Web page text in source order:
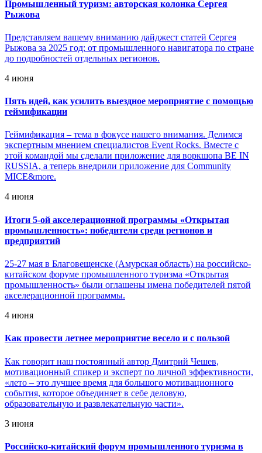
Промышленный туризм: авторская колонка Сергея
Рыжова
Представляем вашему вниманию дайджест статей Сергея
Рыжова за 2025 год: от промышленного навигатора по стране
до подробностей отдельных регионов.
4 июня
Пять идей, как усилить выездное мероприятие с помощью
геймификации
Геймификация – тема в фокусе нашего внимания. Делимся
экспертным мнением специалистов Event Rocks. Вместе с
этой командой мы сделали приложение для воркшопа BE IN
RUSSIA, а теперь внедрили приложение для Community
MICE&more.
4 июня
Итоги 5-ой акселерационной программы «Открытая
промышленность»: победители среди регионов и
предприятий
25-27 мая в Благовещенске (Амурская область) на российско-
китайском форуме промышленного туризма «Открытая
промышленность» были оглашены имена победителей пятой
акселерационной программы.
4 июня
Как провести летнее мероприятие весело и с пользой
Как говорит наш постоянный автор Дмитрий Чешев,
мотивационный спикер и эксперт по личной эффективности,
«лето – это лучшее время для большого мотивационного
события, которое объединяет в себе деловую,
образовательную и развлекательную части».
3 июня
Российско-китайский форум промышленного туризма в